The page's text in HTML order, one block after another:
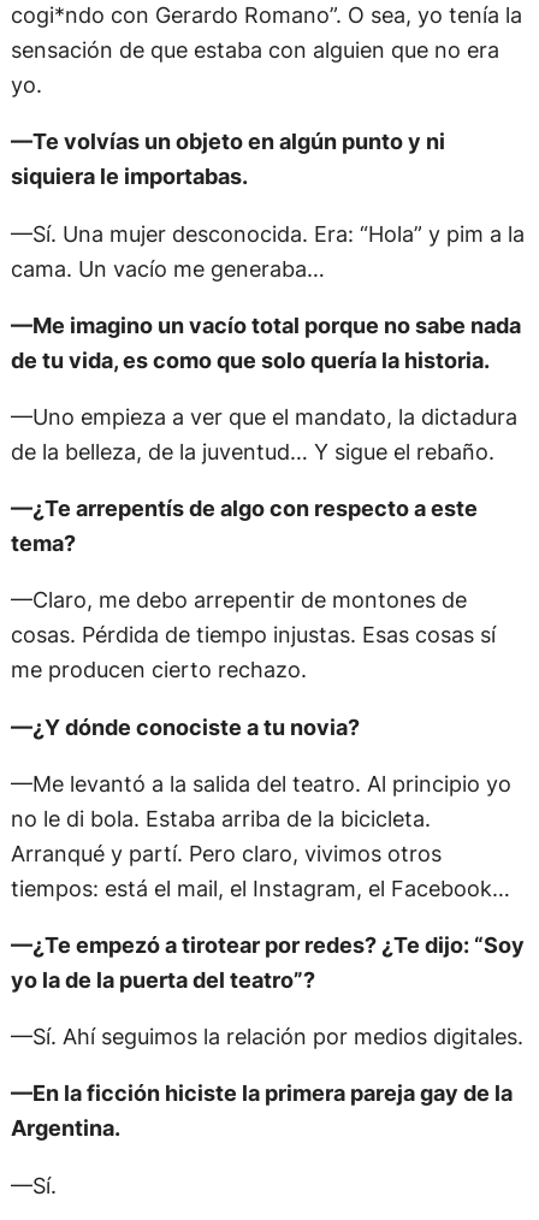
cogi*ndo con Gerardo Romano”. O sea, yo tenía la
sensación de que estaba con alguien que no era
yo.
—Te volvías un objeto en algún punto y ni
siquiera le importabas.
—Sí. Una mujer desconocida. Era: “Hola” y pim a la
cama. Un vacío me generaba…
—Me imagino un vacío total porque no sabe nada
de tu vida, es como que solo quería la historia.
—Uno empieza a ver que el mandato, la dictadura
de la belleza, de la juventud… Y sigue el rebaño.
—¿Te arrepentís de algo con respecto a este
tema?
—Claro, me debo arrepentir de montones de
cosas. Pérdida de tiempo injustas. Esas cosas sí
me producen cierto rechazo.
—¿Y dónde conociste a tu novia?
—Me levantó a la salida del teatro. Al principio yo
no le di bola. Estaba arriba de la bicicleta.
Arranqué y partí. Pero claro, vivimos otros
tiempos: está el mail, el Instagram, el Facebook…
—¿Te empezó a tirotear por redes? ¿Te dijo: “Soy
yo la de la puerta del teatro”?
—Sí. Ahí seguimos la relación por medios digitales.
—En la ficción hiciste la primera pareja gay de la
Argentina.
—Sí.